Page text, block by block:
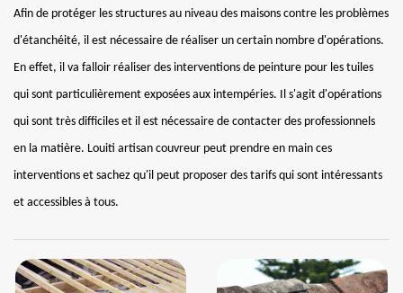
Afin de protéger les structures au niveau des maisons contre les problèmes
d'étanchéité, il est nécessaire de réaliser un certain nombre d'opérations.
En effet, il va falloir réaliser des interventions de peinture pour les tuiles
qui sont particulièrement exposées aux intempéries. Il s'agit d'opérations
qui sont très difficiles et il est nécessaire de contacter des professionnels
en la matière. Louiti artisan couvreur peut prendre en main ces
interventions et sachez qu'il peut proposer des tarifs qui sont intéressants
et accessibles à tous.